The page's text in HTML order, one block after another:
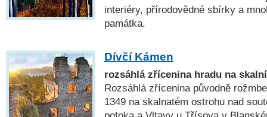
interiéry, přírodovědné sbírky a
památka.
Dívčí Kámen
rozsáhlá zřícenina hradu na
Rozsáhlá zřícenina původně
1349 na skalnatém ostrohu nad